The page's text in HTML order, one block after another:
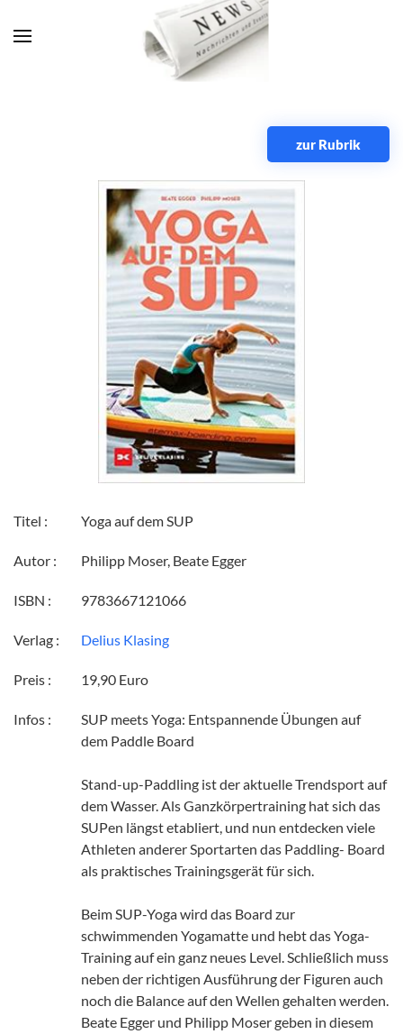
Zum Hauptinhalt springen
zur Rubrik
Titel : Yoga auf dem SUP
Autor : Philipp Moser, Beate Egger
ISBN : 9783667121066
Verlag : Delius Klasing
Preis : 19,90 Euro
Infos :
SUP meets Yoga: Entspannende Übungen auf
dem Paddle Board
Stand-up-Paddling ist der aktuelle Trendsport auf
dem Wasser. Als Ganzkörpertraining hat sich das
SUPen längst etabliert, und nun entdecken viele
Athleten anderer Sportarten das Paddling- Board
als praktisches Trainingsgerät für sich.
Beim SUP-Yoga wird das Board zur
schwimmenden Yogamatte und hebt das Yoga-
Training auf ein ganz neues Level. Schließlich muss
neben der richtigen Ausführung der Figuren auch
noch die Balance auf den Wellen gehalten werden.
Beate Egger und Philipp Moser geben in diesem